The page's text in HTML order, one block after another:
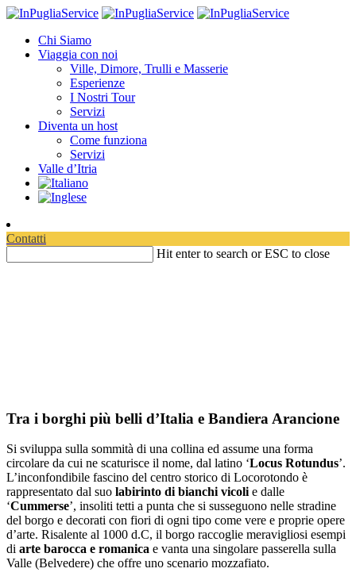
Chi Siamo
Viaggia con noi
Ville, Dimore, Trulli e Masserie
Esperienze
I Nostri Tour
Servizi
Diventa un host
Come funziona
Servizi
Valle d’Itria
Contatti
Hit enter to search or ESC to close
Tra i borghi più belli d’Italia e Bandiera Arancione
Si sviluppa sulla sommità di una collina ed assume una forma
circolare da cui ne scaturisce il nome, dal latino ‘Locus Rotundus’.
L’inconfondibile fascino del centro storico di Locorotondo è
rappresentato dal suo labirinto di bianchi vicoli e dalle
‘Cummerse’, insoliti tetti a punta che si susseguono nelle stradine
del borgo e decorati con fiori di ogni tipo come vere e proprie opere
d’arte. Risalente al 1000 d.C, il borgo raccoglie meravigliosi esempi
di arte barocca e romanica e vanta una singolare passerella sulla
Valle (Belvedere) che offre uno scenario mozzafiato.